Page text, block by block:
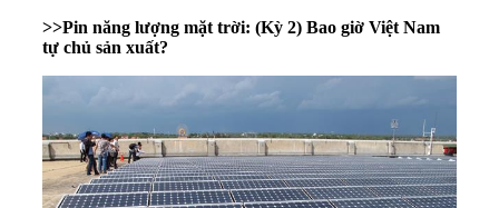
>>Pin năng lượng mặt trời: (Kỳ 2) Bao giờ Việt Nam
tự chủ sản xuất?